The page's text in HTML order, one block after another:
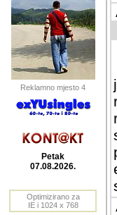
Reklamno mjesto 4
Petak
07.08.2026.
Optimizirano za
IE i 1024 x 768